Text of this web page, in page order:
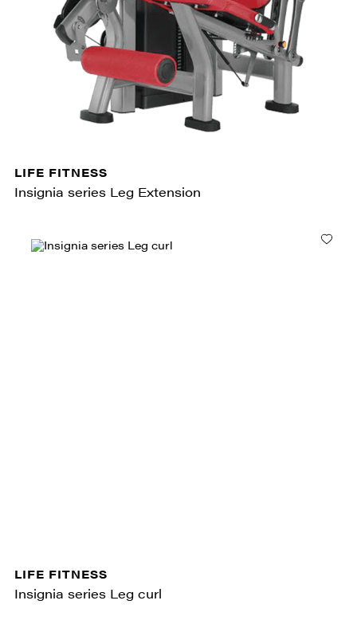
LIFE FITNESS
Insignia series Leg Extension
LIFE FITNESS
Insignia series Leg curl